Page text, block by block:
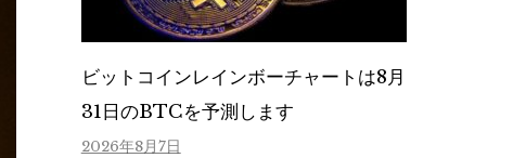
ビットコインレインボーチャートは8月
31日のBTCを予測します
2026年8月7日